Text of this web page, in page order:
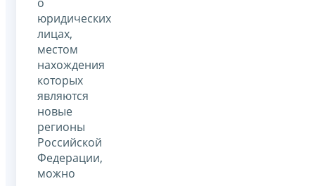
юридических
лицах,
местом
нахождения
которых
являются
новые
регионы
Российской
Федерации,
можно